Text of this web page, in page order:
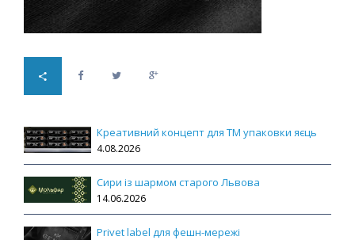
Креативний концепт для ТМ упаковки яєць
4.08.2026
Сири із шармом старого Львова
14.06.2026
Privet label для фешн-мережі